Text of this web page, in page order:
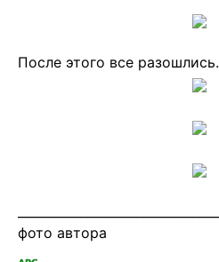
После этого все разошлись.
фото автора